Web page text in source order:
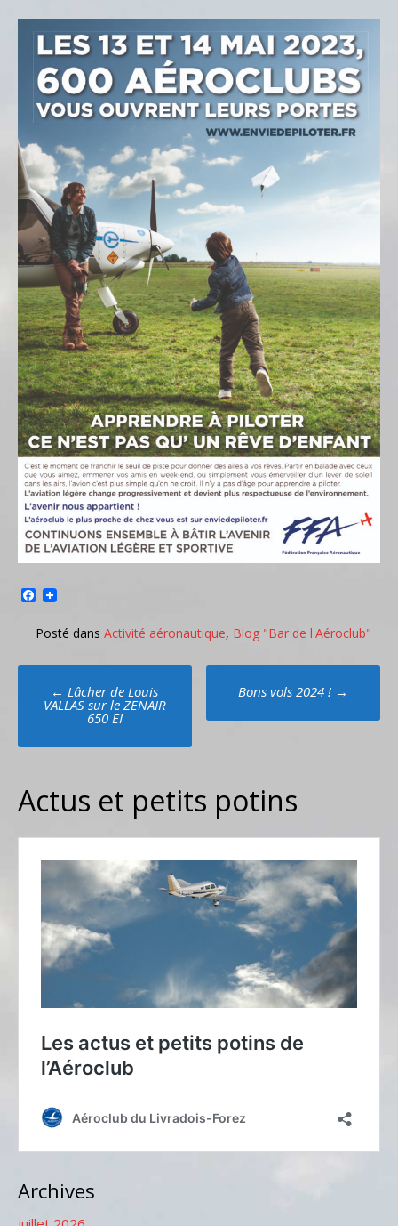
Facebook
Posté dans Activité aéronautique, Blog "Bar de l'Aéroclub"
Poste
navigation
← Lâcher de Louis
VALLAS sur le ZENAIR
650 EI
Bons vols 2024 ! →
Actus et petits potins
Archives